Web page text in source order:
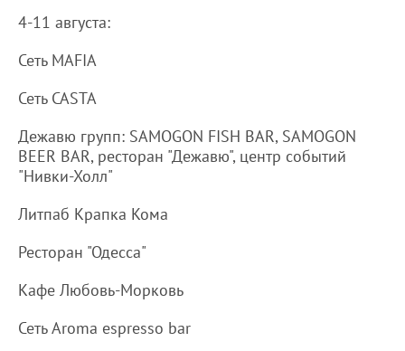
4-11 августа:
Сеть MAFIA
Сеть CASTA
Дежавю групп: SAMOGON FISH BAR, SAMOGON
BEER BAR, ресторан "Дежавю", центр событий
"Нивки-Холл"
Литпаб Крапка Кома
Ресторан "Одесса"
Кафе Любовь-Морковь
Сеть Aroma espresso bar